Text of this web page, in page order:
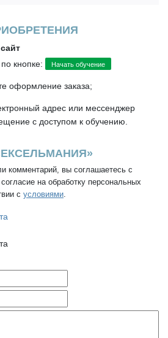
кнопке:
Начать обучение
оформление заказа;
адрес или мессенджер
с доступом к обучению.
комментарий, вы соглашаетесь с
на обработку персональных
с условиями.